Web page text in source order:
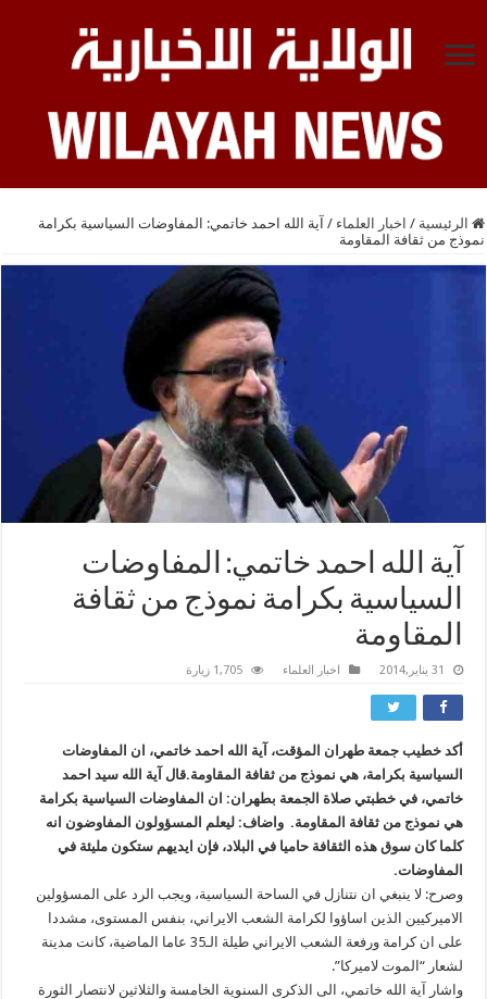
الرئيسية / اخبار العلماء / آية الله احمد خاتمي: المفاوضات السياسية بكرامة
نموذج من ثقافة المقاومة
آية الله احمد خاتمي: المفاوضات
السياسية بكرامة نموذج من ثقافة
المقاومة
31 يناير,2014 اخبار العلماء 1,705 زيارة
أكد خطيب جمعة طهران المؤقت، آية الله احمد خاتمي، ان المفاوضات
السياسية بكرامة، هي نموذج من ثقافة المقاومة.قال آية الله سيد احمد
خاتمي، في خطبتي صلاة الجمعة بطهران: ان المفاوضات السياسية بكرامة
هي نموذج من ثقافة المقاومة. واضاف: ليعلم المسؤولون المفاوضون انه
كلما كان سوق هذه الثقافة حاميا في البلاد، فإن ايديهم ستكون مليئة في
المفاوضات.
وصرح: لا ينبغي ان نتنازل في الساحة السياسية، ويجب الرد على المسؤولين
الاميركيين الذين اساؤوا لكرامة الشعب الايراني، بنفس المستوى، مشددا
على ان كرامة ورفعة الشعب الايراني طيلة الـ35 عاما الماضية، كانت مدينة
لشعار “الموت لاميركا”.
واشار آية الله خاتمي، الى الذكرى السنوية الخامسة والثلاثين لانتصار الثورة